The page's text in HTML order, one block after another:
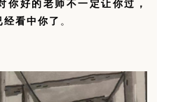
你好的老师不一定让你过，
看中你了 。